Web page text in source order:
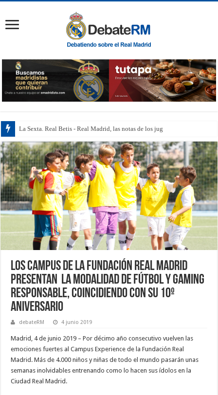
La Sexta. Real Betis - Real Madrid, las notas de los jugadores: Beller
LOS CAMPUS DE LA FUNDACIÓN REAL MADRID
PRESENTAN LA MODALIDAD DE FÚTBOL Y GAMING
RESPONSABLE, COINCIDIENDO CON SU 10º
ANIVERSARIO
debateRM 4 junio 2019
Madrid, 4 de junio 2019 – Por décimo año consecutivo vuelven las
emociones fuertes al Campus Experience de la Fundación Real
Madrid. Más de 4.000 niños y niñas de todo el mundo pasarán unas
semanas inolvidables entrenando como lo hacen sus ídolos en la
Ciudad Real Madrid.